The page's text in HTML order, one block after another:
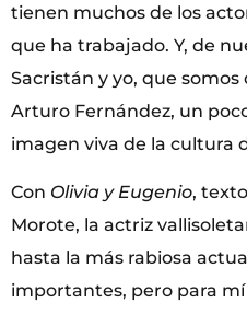
tienen muchos de los
que ha trabajado. Y, de
Sacristán y yo, que
Arturo Fernández, un
imagen viva de la cultura
Con Olivia y Eugenio,
Morote, la actriz
hasta la más rabiosa
importantes, pero para